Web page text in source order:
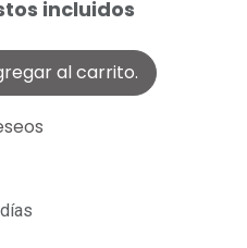
incluidos
al carrito.